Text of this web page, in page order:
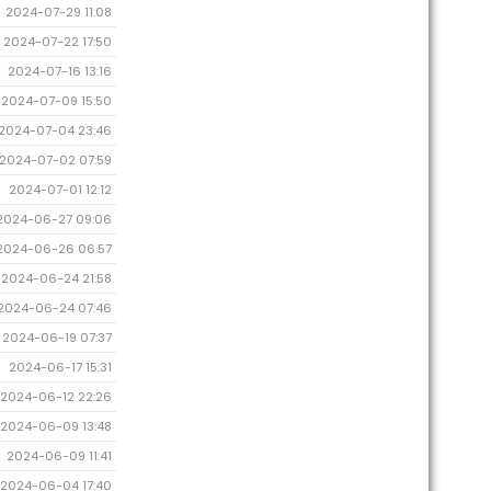
2024-07-29 11:08
2024-07-22 17:50
2024-07-16 13:16
2024-07-09 15:50
07-04 23:46
2024-07-02 07:59
2024-07-01 12:12
06-27 09:06
06-26 06:57
2024-06-24 21:58
06-24 07:46
2024-06-19 07:37
2024-06-17 15:31
2024-06-12 22:26
2024-06-09 13:48
2024-06-09 11:41
2024-06-04 17:40